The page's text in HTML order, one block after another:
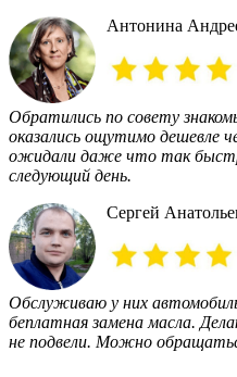
Антонина
Обратились по совету
оказались ощутимо дешевле
ожидали даже что так
следующий день.
Сергей
Обслуживаю у них
беплатная замена масла.
не подвели. Можно